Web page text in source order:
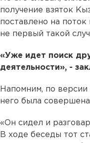
получение взяток
поставлено на
не первый такой
«Уже идет поиск
деятельности», -
Напомним, по
него была
«Он сидел и
В ходе беседы тот